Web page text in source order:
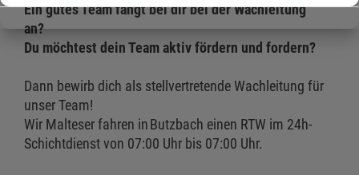
Ein gutes Team fängt bei dir bei der Wachleitung
an?
Du möchtest dein Team aktiv fördern und fordern?
Dann bewirb dich als stellvertretende Wachleitung für
unser Team!
Wir Malteser fahren in Butzbach einen RTW im 24h-
Schichtdienst von 07:00 Uhr bis 07:00 Uhr.